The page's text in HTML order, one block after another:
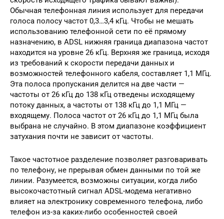
Обычная телефонная линия использует для передачи
голоса полосу частот 0,3…3,4 кГц. Чтобы не мешать
использованию телефонной сети по её прямому
назначению, в ADSL нижняя граница диапазона частот
находится на уровне 26 кГц. Верхняя же граница, исходя
из требований к скорости передачи данных и
возможностей телефонного кабеля, составляет 1,1 МГц.
Эта полоса пропускания делится на две части —
частоты от 26 кГц до 138 кГц отведены исходящему
потоку данных, а частоты от 138 кГц до 1,1 МГц —
входящему. Полоса частот от 26 кГц до 1,1 МГц была
выбрана не случайно. В этом диапазоне коэффициент
затухания почти не зависит от частоты.
Такое частотное разделение позволяет разговаривать
по телефону, не прерывая обмен данными по той же
линии. Разумеется, возможны ситуации, когда либо
высокочастотный сигнал ADSL-модема негативно
влияет на электронику современного телефона, либо
телефон из-за каких-либо особенностей своей